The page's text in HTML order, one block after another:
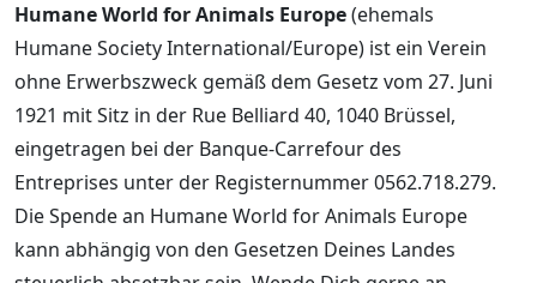
Humane World for Animals Europe(ehemals
Humane Society International/Europe) ist ein Verein
ohne Erwerbszweck gemäß dem Gesetz vom 27. Juni
1921 mit Sitz in der Rue Belliard 40, 1040 Brüssel,
eingetragen bei der Banque-Carrefour des
Entreprises unter der Registernummer 0562.718.279.
Die Spende an Humane World for Animals Europe
kann abhängig von den Gesetzen Deines Landes